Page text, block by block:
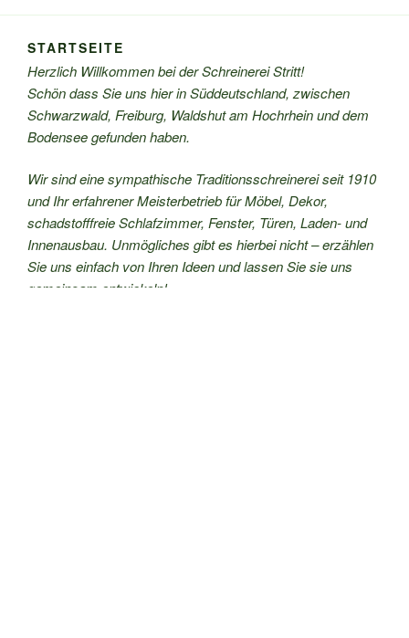
STARTSEITE
Herzlich Willkommen bei der Schreinerei Stritt!
Schön dass Sie uns hier in Süddeutschland, zwischen
Schwarzwald, Freiburg, Waldshut am Hochrhein und dem
Bodensee gefunden haben.
Wir sind eine sympathische Traditionsschreinerei seit 1910
und Ihr erfahrener Meisterbetrieb für Möbel, Dekor,
schadstofffreie Schlafzimmer, Fenster, Türen, Laden- und
Innenausbau. Unmögliches gibt es hierbei nicht – erzählen
Sie uns einfach von Ihren Ideen und lassen Sie sie uns
gemeinsam entwickeln!